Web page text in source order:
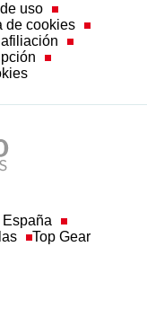
uso
de cookies
Top Gear